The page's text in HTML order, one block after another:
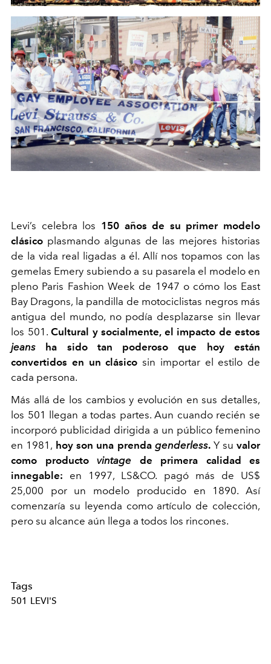
Levi’s celebra los 150 años de su primer modelo
clásico plasmando algunas de las mejores historias
de la vida real ligadas a él. Allí nos topamos con las
gemelas Emery subiendo a su pasarela el modelo en
pleno Paris Fashion Week de 1947 o cómo los East
Bay Dragons, la pandilla de motociclistas negros más
antigua del mundo, no podía desplazarse sin llevar
los 501. Cultural y socialmente, el impacto de estos
jeans ha sido tan poderoso que hoy están
convertidos en un clásico sin importar el estilo de
cada persona.
Más allá de los cambios y evolución en sus detalles,
los 501 llegan a todas partes. Aun cuando recién se
incorporó publicidad dirigida a un público femenino
en 1981, hoy son una prenda genderless.Y suvalor
como producto vintage de primera calidad es
innegable: en 1997, LS&CO. pagó más de US$
25,000 por un modelo producido en 1890. Así
comenzaría su leyenda como artículo de colección,
pero su alcance aún llega a todos los rincones.
Tags
501 LEVI'S